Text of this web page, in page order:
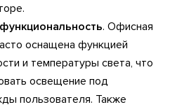
. Офисная
оснащена функцией
и температуры света, что
освещение под
пользователя. Также